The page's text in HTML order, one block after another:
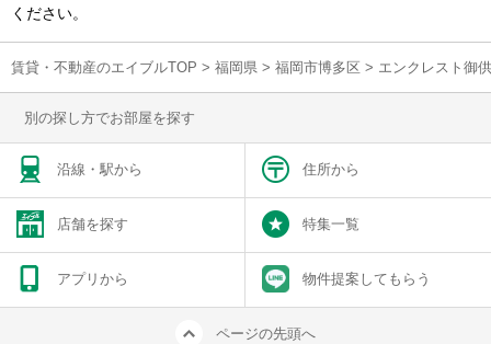
ください。
賃貸・不動産のエイブルTOP > 福岡県 > 福岡市博多区 > エンクレスト御
別の探し方でお部屋を探す
沿線・駅から 住所から
店舗を探す 特集一覧
アプリから 物件提案してもらう
ページの先頭へ